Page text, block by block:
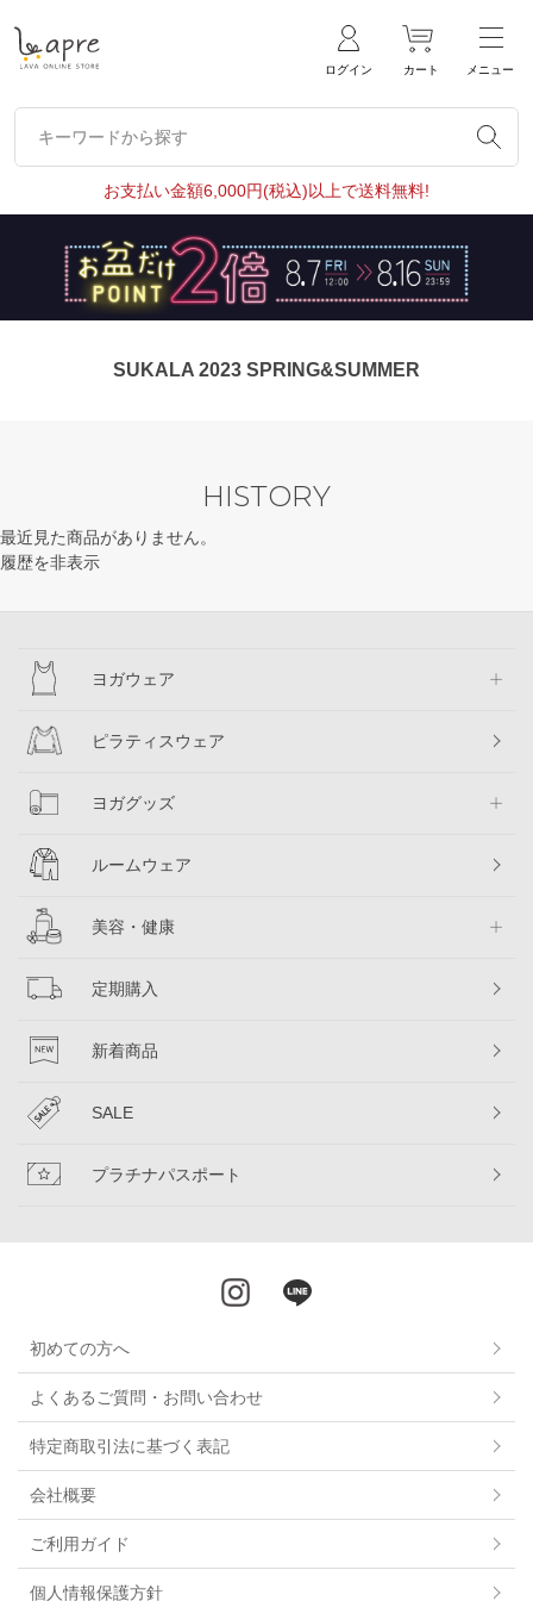
ログイン カート メニュー
キーワードから探す
キーワードから探す
お支払い金額6,000円(税込)以上で送料無料!
SUKALA 2023 SPRING&SUMMER
HISTORY
最近見た商品がありません。
履歴を非表示
ヨガウェア
ピラティスウェア
ヨガグッズ
ルームウェア
美容・健康
定期購入
新着商品
SALE
プラチナパスポート
初めての方へ
よくあるご質問・お問い合わせ
特定商取引法に基づく表記
会社概要
ご利用ガイド
個人情報保護方針